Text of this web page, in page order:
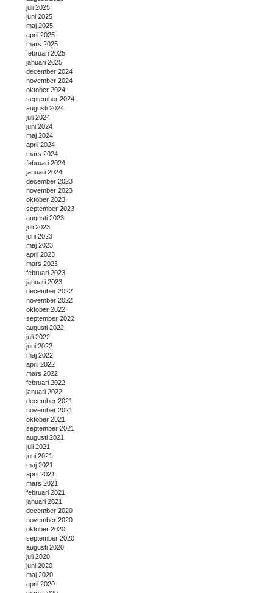
juli 2025
juni 2025
maj 2025
april 2025
mars 2025
februari 2025
januari 2025
december 2024
november 2024
oktober 2024
september 2024
augusti 2024
juli 2024
juni 2024
maj 2024
april 2024
mars 2024
februari 2024
januari 2024
december 2023
november 2023
oktober 2023
september 2023
augusti 2023
juli 2023
juni 2023
maj 2023
april 2023
mars 2023
februari 2023
januari 2023
december 2022
november 2022
oktober 2022
september 2022
augusti 2022
juli 2022
juni 2022
maj 2022
april 2022
mars 2022
februari 2022
januari 2022
december 2021
november 2021
oktober 2021
september 2021
augusti 2021
juli 2021
juni 2021
maj 2021
april 2021
mars 2021
februari 2021
januari 2021
december 2020
november 2020
oktober 2020
september 2020
augusti 2020
juli 2020
juni 2020
maj 2020
april 2020